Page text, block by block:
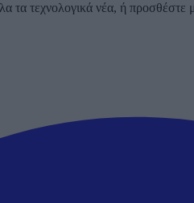
τεχνολογικά νέα, ή